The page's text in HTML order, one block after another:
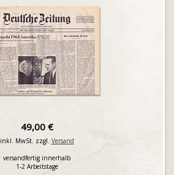
49,00 €
inkl. MwSt. zzgl. Versand
versandfertig innerhalb
1-2 Arbeitstage